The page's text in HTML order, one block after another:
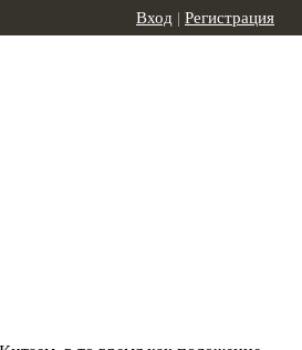
Вход | Регистрация